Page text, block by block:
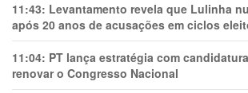
11:43: Levantamento revela que Lulinha
após 20 anos de acusações em ciclos
11:04: PT lança estratégia com
renovar o Congresso Nacional